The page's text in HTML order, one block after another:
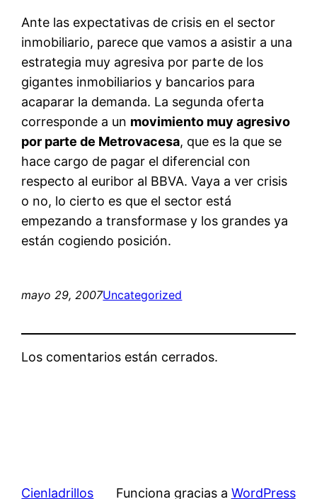
Ante las expectativas de crisis en el sector
inmobiliario, parece que vamos a asistir a una
estrategia muy agresiva por parte de los
gigantes inmobiliarios y bancarios para
acaparar la demanda. La segunda oferta
corresponde a un movimiento muy agresivo
por parte de Metrovacesa, que es la que se
hace cargo de pagar el diferencial con
respecto al euribor al BBVA. Vaya a ver crisis
o no, lo cierto es que el sector está
empezando a transformase y los grandes ya
están cogiendo posición.
mayo 29, 2007Uncategorized
Los comentarios están cerrados.
Cienladrillos Funciona gracias a WordPress